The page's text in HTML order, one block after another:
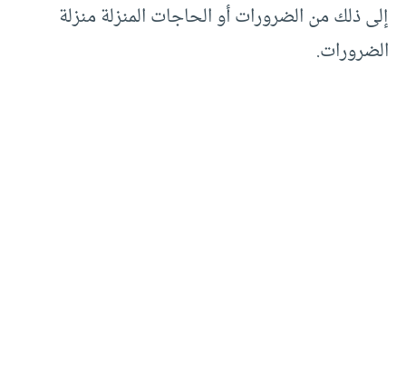
إلى ذلك من الضرورات أو الحاجات المنزلة منزلة
الضرورات.